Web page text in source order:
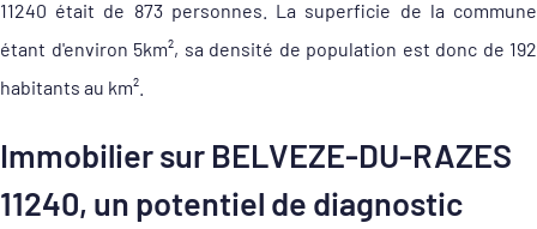
11240 était de 873 personnes. La superficie de la commune
étant d'environ 5km², sa densité de population est donc de 192
habitants au km².
Immobilier sur BELVEZE-DU-RAZES
11240, un potentiel de diagnostic